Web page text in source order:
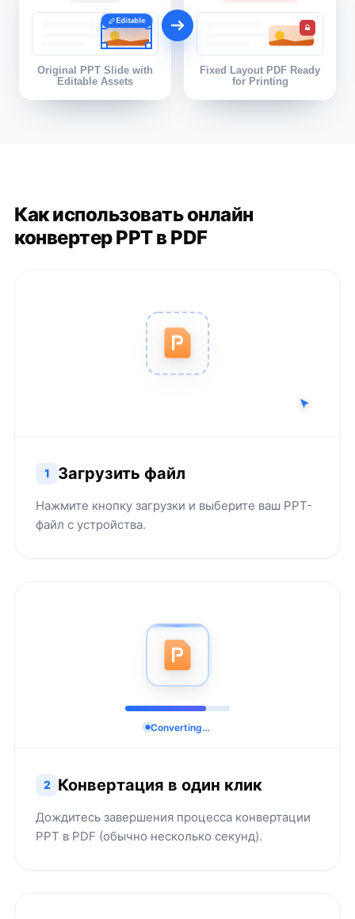
Editable
Original PPT Slide with
Editable Assets
Fixed Layout PDF Ready
for Printing
Как использовать онлайн
конвертер PPT в PDF
1 Загрузить файл
Нажмите кнопку загрузки и выберите ваш PPT-
файл с устройства.
Converting…
2 Конвертация в один клик
Дождитесь завершения процесса конвертации
PPT в PDF (обычно несколько секунд).